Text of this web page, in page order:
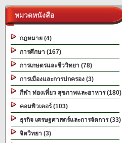
หมวดหนังสือ
กฎหมาย (4)
การศึกษา (167)
การเกษตรและชีววิทยา (78)
การเมืองและการปกครอง (3)
กีฬา ท่องเที่ยว สุขภาพและอาหาร (180)
คอมพิวเตอร์ (103)
ธุรกิจ เศรษฐศาสตร์และการจัดการ (33)
จิตวิทยา (3)